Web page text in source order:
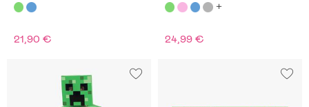
21,90 € 24,99 €